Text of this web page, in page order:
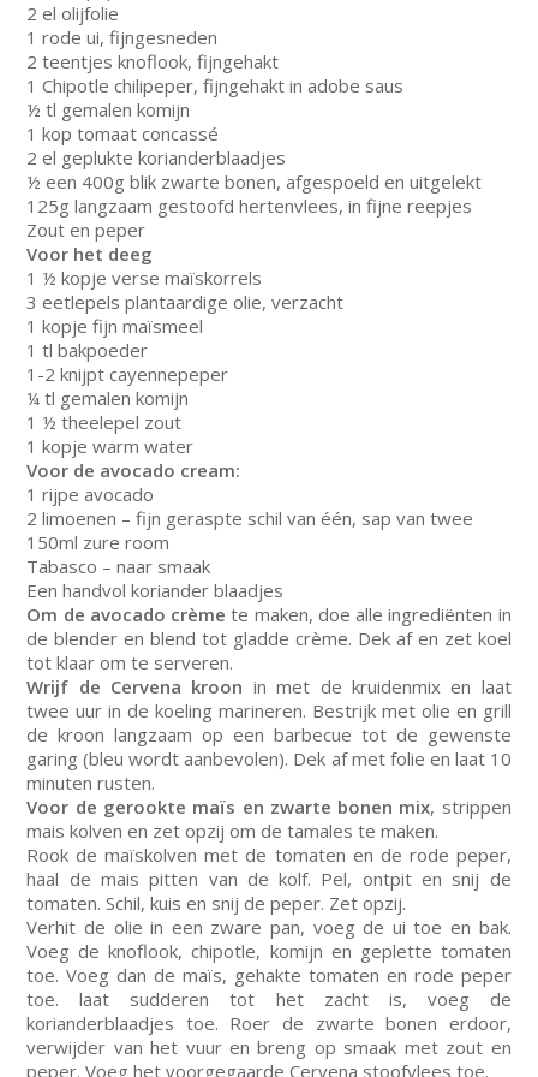
2 el olijfolie
1 rode ui, fijngesneden
2 teentjes knoflook, fijngehakt
1 Chipotle chilipeper, fijngehakt in adobe saus
½ tl gemalen komijn
1 kop tomaat concassé
2 el geplukte korianderblaadjes
½ een 400g blik zwarte bonen, afgespoeld en uitgelekt
125g langzaam gestoofd hertenvlees, in fijne reepjes
Zout en peper
Voor het deeg
1 ½ kopje verse maïskorrels
3 eetlepels plantaardige olie, verzacht
1 kopje fijn maïsmeel
1 tl bakpoeder
1-2 knijpt cayennepeper
¼ tl gemalen komijn
1 ½ theelepel zout
1 kopje warm water
Voor de avocado cream:
1 rijpe avocado
2 limoenen – fijn geraspte schil van één, sap van twee
150ml zure room
Tabasco – naar smaak
Een handvol koriander blaadjes
Om de avocado crème te maken, doe alle ingrediënten in
de blender en blend tot gladde crème. Dek af en zet koel
tot klaar om te serveren.
Wrijf de Cervena kroon in met de kruidenmix en laat
twee uur in de koeling marineren. Bestrijk met olie en grill
de kroon langzaam op een barbecue tot de gewenste
garing (bleu wordt aanbevolen). Dek af met folie en laat 10
minuten rusten.
Voor de gerookte maïs en zwarte bonen mix, strippen
mais kolven en zet opzij om de tamales te maken.
Rook de maïskolven met de tomaten en de rode peper,
haal de mais pitten van de kolf. Pel, ontpit en snij de
tomaten. Schil, kuis en snij de peper. Zet opzij.
Verhit de olie in een zware pan, voeg de ui toe en bak.
Voeg de knoflook, chipotle, komijn en geplette tomaten
toe. Voeg dan de maïs, gehakte tomaten en rode peper
toe. laat sudderen tot het zacht is, voeg de
korianderblaadjes toe. Roer de zwarte bonen erdoor,
verwijder van het vuur en breng op smaak met zout en
peper. Voeg het voorgegaarde Cervena stoofvlees toe.